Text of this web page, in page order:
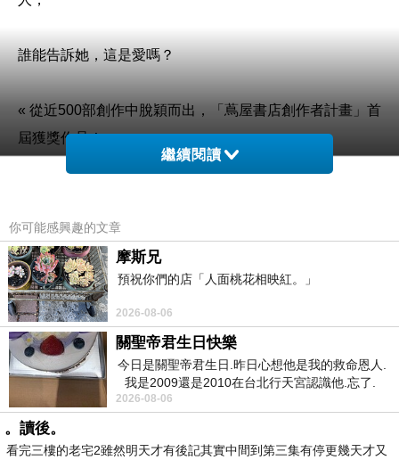
誰能告訴她，這是愛嗎？
« 從近500部創作中脫穎而出，「蔦屋書店創作者計畫」首
屆獲獎作品！
編劇才女！
« 日本亞馬遜暢銷No.1！「後勁十足！這本書絕對會令你
心痛落淚。」
我的他，到底是誰？
繼續閱讀
你可能感興趣的文章
摩斯兄
預祝你們的店「人面桃花相映紅。」
2026-08-06
關聖帝君生日快樂
今日是關聖帝君生日.昨日心想他是我的救命恩人.
我是2009還是2010在台北行天宮認識他.忘了.
一個奇摩交友的網友學
2026-08-06
。讀後。
看完三樓的老宅2雖然明天才有後記其實中間到第三集有停更幾天才又